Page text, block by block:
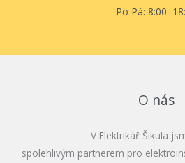
Po-Pá:
O nás
V Elektrikář Šikula
spolehlivým partnerem pro